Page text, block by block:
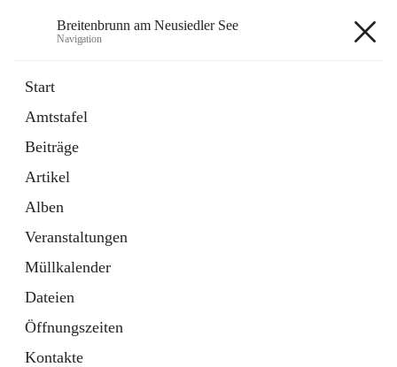
Breitenbrunn am Neusiedler See
Navigation
Start
Amtstafel
Beiträge
Artikel
Alben
Veranstaltungen
Müllkalender
Dateien
Öffnungszeiten
Kontakte
18 Schnellzugriffe
Gemeindeservice